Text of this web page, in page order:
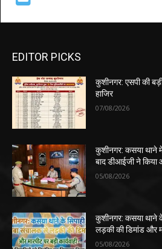
EDITOR PICKS
कुशीनगर: एसपी की
हाजिर
07/08/2026
कुशीनगर: कसया थाने में
बाद डीआईजी ने किया
05/08/2026
कुशीनगर: कसया थाने
लड़की की डिमांड और
05/08/2026